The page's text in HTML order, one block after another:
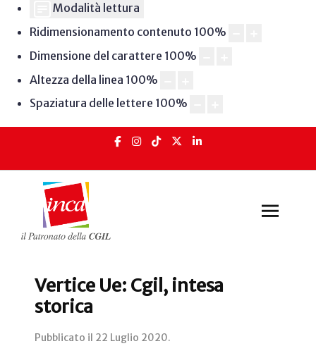
Modalità lettura
Ridimensionamento contenuto 100%
Dimensione del carattere 100%
Altezza della linea 100%
Spaziatura delle lettere 100%
Vertice Ue: Cgil, intesa
storica
Pubblicato il 22 Luglio 2020.